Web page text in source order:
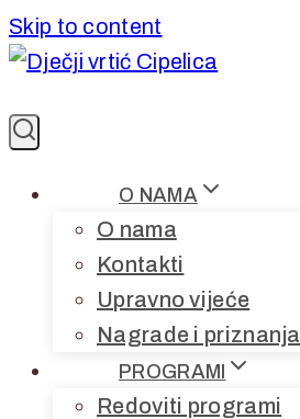
Skip to content
O NAMA
O nama
Kontakti
Upravno vijeće
Nagrade i priznanja
PROGRAMI
Redoviti programi